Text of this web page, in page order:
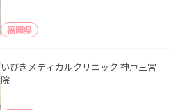
福岡県
いびきメディカルクリニック 神戸三宮
院